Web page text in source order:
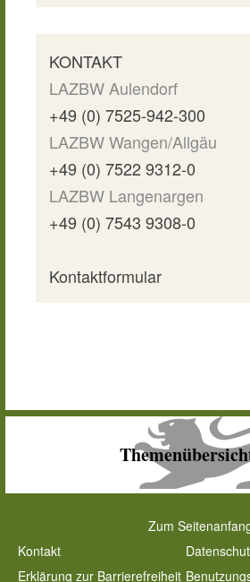
KONTAKT
LAZBW Aulendorf
+49 (0) 7525-942-300
LAZBW Wangen/Allgäu
+49 (0) 7522 9312-0
LAZBW Langenargen
+49 (0) 7543 9308-0
Kontaktformular
Zum
Kontakt
Erklärung zur Barrierefreiheit